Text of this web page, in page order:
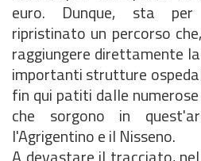
euro. Dunque, sta per
ripristinato un percorso
raggiungere direttamente
importanti strutture
fin qui patiti dalle
che sorgono in
l'Agrigentino e il Nisseno.